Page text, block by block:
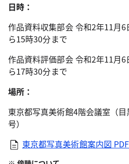
日時：
作品資料収集部会 令和2年11月
ら15時30分まで
作品資料評価部会 令和2年11月
ら17時30分まで
場所：
東京都写真美術館4階会議室（
号）
東京都写真美術館案内図